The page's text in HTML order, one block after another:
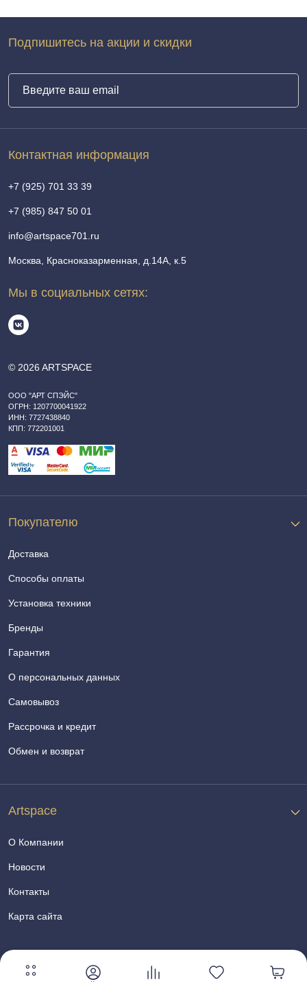
© 2026 ARTSPACE
ООО "АРТ СПЭЙС"
ОГРН: 1207700041922
ИНН: 7727438840
КПП: 772201001
Покупателю
Доставка
Способы оплаты
Установка техники
Бренды
Гарантия
О персональных данных
Самовывоз
Рассрочка и кредит
Обмен и возврат
Artspace
О Компании
Новости
Контакты
Карта сайта
Контактная информация
+7 (925) 701 33 39
+7 (985) 847 50 01
info@artspace701.ru
Москва, Красноказарменная, д.14А, к.5
Мы в социальных сетях:
Подпишитесь на акции и скидки